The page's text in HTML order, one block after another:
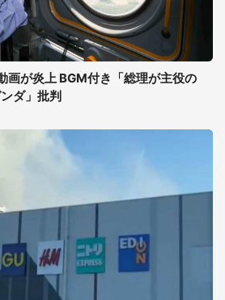
画が炎上 BGM付き「総理が主役の
ダ」批判